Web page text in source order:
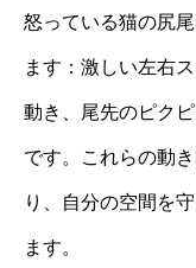
怒っている猫の尻
ます：激しい左右
動き、尾先のピク
です。これらの動
り、自分の空間を
ます。